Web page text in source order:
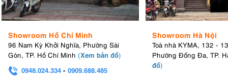
5.1. Nhiếp ảnh Đường phố
Tiêu cự35mmđược coi là tiêu cự kinh điển cho thể loại đường
phố vì nó mang lại góc nhìn
gần với mắt người, cho phép
người chụp ghi lại bối cảnh và cảm xúc một cách tự nhiên mà
Showroom Hồ Chí Minh
96 Nam Kỳ Khởi Nghĩa, Phường Sài
Gòn, TP. Hồ Chí Minh (Xem bản đồ)
0948.024.334 - 0909.688.485
Showroom Hà Nội
Toà nhà KYMA, 132 -
Phường Đống Đa, TP.
đồ)